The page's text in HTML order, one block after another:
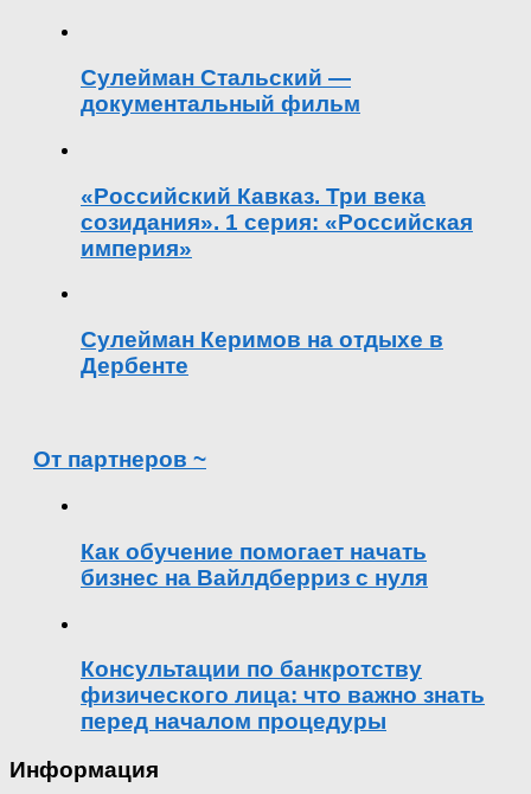
Сулейман Стальский —
документальный фильм
«Российский Кавказ. Три века
созидания». 1 серия: «Российская
империя»
Сулейман Керимов на отдыхе в
Дербенте
От партнеров ~
Как обучение помогает начать
бизнес на Вайлдберриз с нуля
Консультации по банкротству
физического лица: что важно знать
перед началом процедуры
Информация